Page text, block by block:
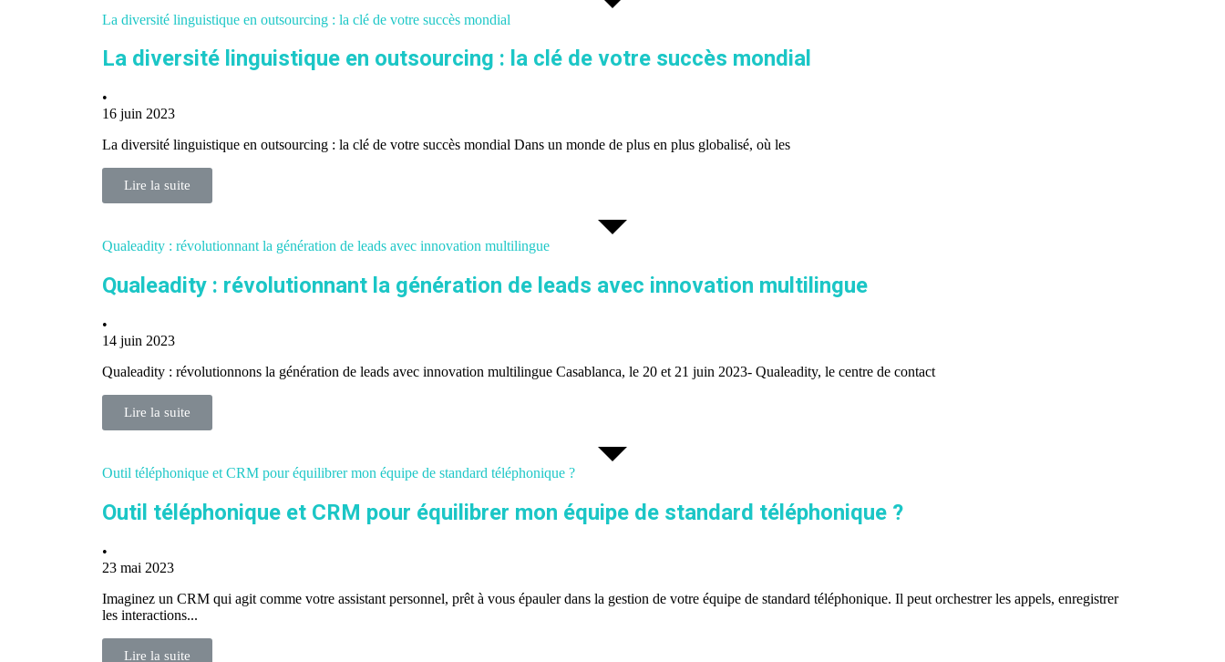
La diversité linguistique en outsourcing : la clé de votre succès mondial
La diversité linguistique en outsourcing : la clé de votre succès mondial
•
16 juin 2023
La diversité linguistique en outsourcing : la clé de votre succès mondial Dans un monde de plus en plus globalisé, où les
Lire la suite
Qualeadity : révolutionnant la génération de leads avec innovation multilingue
Qualeadity : révolutionnant la génération de leads avec innovation multilingue
•
14 juin 2023
Qualeadity : révolutionnons la génération de leads avec innovation multilingue Casablanca, le 20 et 21 juin 2023- Qualeadity, le centre de contact
Lire la suite
Outil téléphonique et CRM pour équilibrer mon équipe de standard téléphonique ?
Outil téléphonique et CRM pour équilibrer mon équipe de standard téléphonique ?
•
23 mai 2023
Imaginez un CRM qui agit comme votre assistant personnel, prêt à vous épauler dans la gestion de votre équipe de standard téléphonique. Il peut orchestrer les appels, enregistrer
les interactions...
Lire la suite